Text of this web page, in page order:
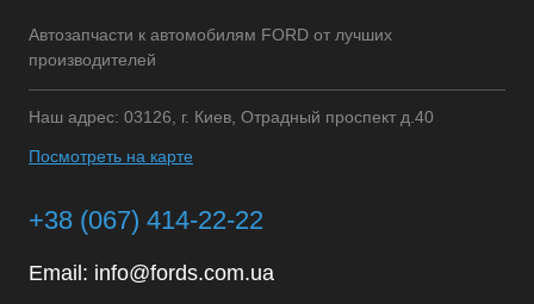
Автозапчасти к автомобилям FORD от лучших
производителей
Наш адрес: 03126, г. Киев, Отрадный проспект д.40
Посмотреть на карте
+38 (067) 414-22-22
Email: info@fords.com.ua